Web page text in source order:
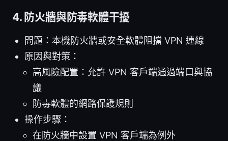
4. 防火牆與防毒軟體干擾
問題：本機防火牆或安全軟體阻擋 VPN 連線
原因與對策：
高風險配置：允許 VPN 客戶端通過端口與協
議
防毒軟體的網路保護規則
操作步驟：
在防火牆中設置 VPN 客戶端為例外